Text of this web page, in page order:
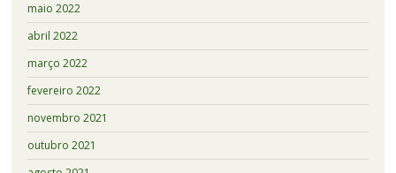
maio 2022
abril 2022
março 2022
fevereiro 2022
novembro 2021
outubro 2021